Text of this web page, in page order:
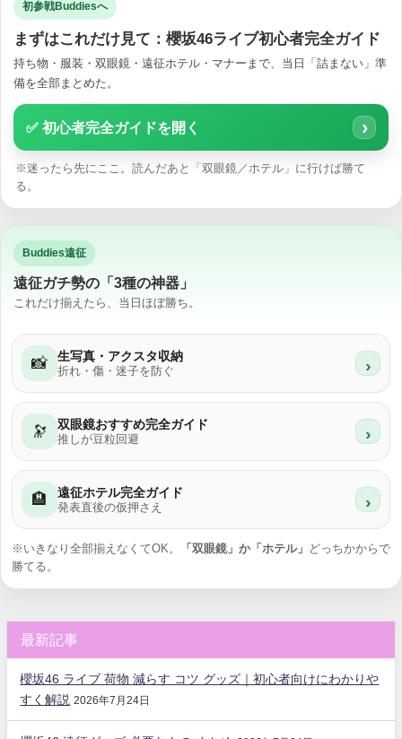
初参戦Buddiesへ
まずはこれだけ見て：櫻坂46ライブ初心者完全ガイド
持ち物・服装・双眼鏡・遠征ホテル・マナーまで、当日「詰まない」準
備を全部まとめた。
✅ 初心者完全ガイドを開く ›
※迷ったら先にここ。読んだあと「双眼鏡／ホテル」に行けば勝て
る。
Buddies遠征
遠征ガチ勢の「3種の神器」
これだけ揃えたら、当日ほぼ勝ち。
📸 生写真・アクスタ収納
折れ・傷・迷子を防ぐ ›
🔭 双眼鏡おすすめ完全ガイド
推しが豆粒回避 ›
🏨 遠征ホテル完全ガイド
発表直後の仮押さえ ›
※いきなり全部揃えなくてOK。 「双眼鏡」か「ホテル」
どっちかからで
勝てる。
最新記事
櫻坂46 ライブ 荷物 減らす コツ グッズ｜初心者向けにわかりや
すく解説 2026年7月24日